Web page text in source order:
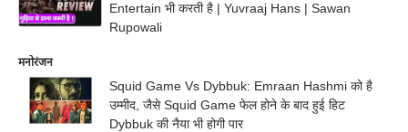
Entertain भी करती है | Yuvraaj Hans | Sawan
Rupowali
मनोरंजन
Squid Game Vs Dybbuk: Emraan Hashmi को है
उम्मीद, जैसे Squid Game फेल होने के बाद हुई हिट
Dybbuk की नैया भी होगी पार